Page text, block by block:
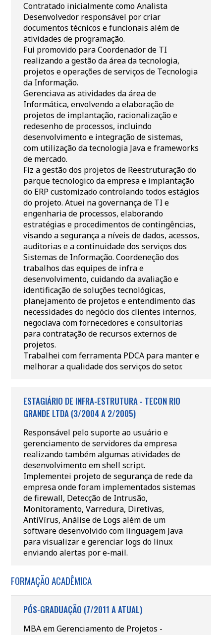
Contratado inicialmente como Analista
Desenvolvedor responsável por criar
documentos técnicos e funcionais além de
atividades de programação.
Fui promovido para Coordenador de TI
realizando a gestão da área da tecnologia,
projetos e operações de serviços de Tecnologia
da Informação.
Gerenciava as atividades da área de
Informática, envolvendo a elaboração de
projetos de implantação, racionalização e
redesenho de processos, incluindo
desenvolvimento e integração de sistemas,
com utilização da tecnologia Java e frameworks
de mercado.
Fiz a gestão dos projetos de Reestruturação do
parque tecnologico da empresa e implantação
do ERP customizado controlando todos estágios
do projeto. Atuei na governança de TI e
engenharia de processos, elaborando
estratégias e procedimentos de contingências,
visando a segurança a níveis de dados, acessos,
auditorias e a continuidade dos serviços dos
Sistemas de Informação. Coordeneção dos
trabalhos das equipes de infra e
desenvolvimento, cuidando da avaliação e
identificação de soluções tecnológicas,
planejamento de projetos e entendimento das
necessidades do negócio dos clientes internos,
negociava com fornecedores e consultorias
para contratação de recursos externos de
projetos.
Trabalhei com ferramenta PDCA para manter e
melhorar a qualidade dos serviços do setor.
ESTAGIÁRIO DE INFRA-ESTRUTURA - TECON RIO
GRANDE LTDA (3/2004 A 2/2005)
Responsável pelo suporte ao usuário e
gerenciamento de servidores da empresa
realizando também algumas atividades de
desenvolvimento em shell script.
Implementei projeto de segurança de rede da
empresa onde foram implementados sistemas
de firewall, Detecção de Intrusão,
Monitoramento, Varredura, Diretivas,
AntiVírus, Análise de Logs além de um
software desenvolvido com linguagem Java
para visualizar e gerenciar logs do linux
enviando alertas por e-mail.
FORMAÇÃO ACADÊMICA
PÓS-GRADUAÇÃO (7/2011 A ATUAL)
MBA em Gerenciamento de Projetos -